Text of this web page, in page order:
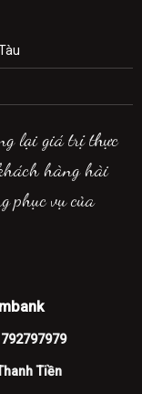
lại giá trị thực
hàng hài
phục vụ của
Tiền